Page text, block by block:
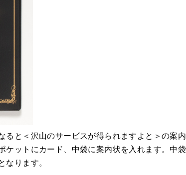
ると＜沢山のサービスが得られますよと＞の案内
ットにカード、中袋に案内状を入れます。中袋
ります。